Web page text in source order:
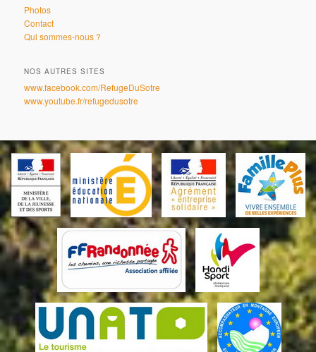
Photos
Contact
Qui sommes-nous ?
NOS AUTRES SITES
www.facebook.com/RefugeDuSotre
www.youtube.fr/refugedusotre